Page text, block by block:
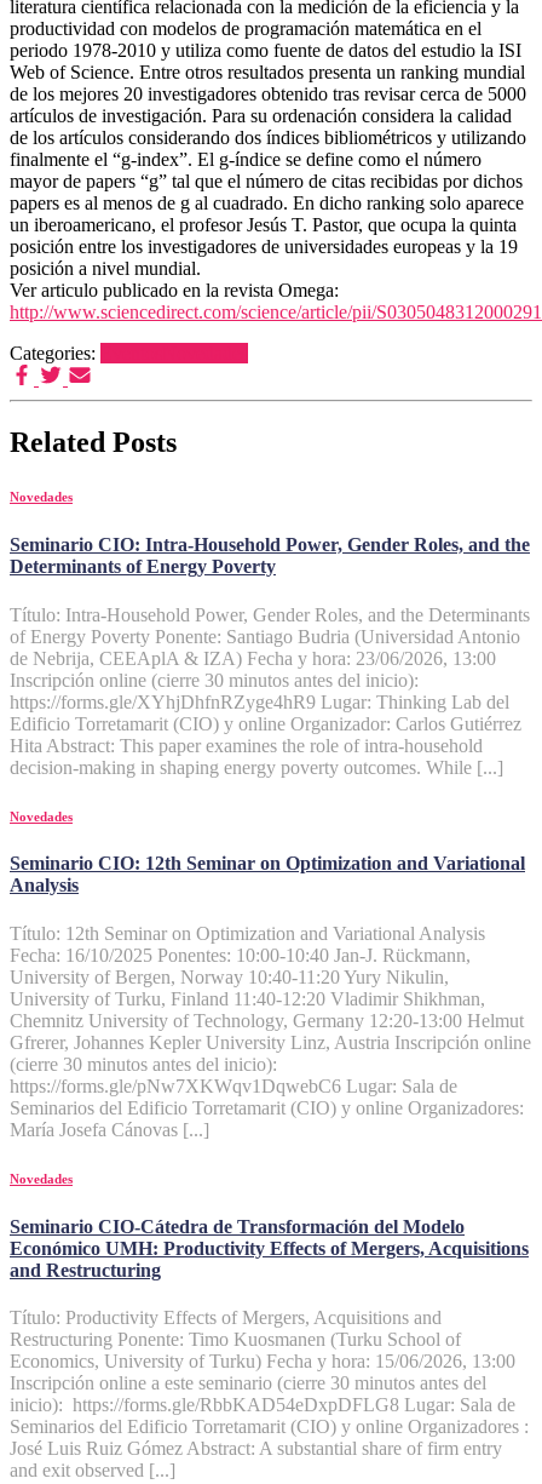
literatura científica relacionada con la medición de la eficiencia y la
productividad con modelos de programación matemática en el
periodo 1978-2010 y utiliza como fuente de datos del estudio la ISI
Web of Science. Entre otros resultados presenta un ranking mundial
de los mejores 20 investigadores obtenido tras revisar cerca de 5000
artículos de investigación. Para su ordenación considera la calidad
de los artículos considerando dos índices bibliométricos y utilizando
finalmente el “g-index”. El g-índice se define como el número
mayor de papers “g” tal que el número de citas recibidas por dichos
papers es al menos de g al cuadrado. En dicho ranking solo aparece
un iberoamericano, el profesor Jesús T. Pastor, que ocupa la quinta
posición entre los investigadores de universidades europeas y la 19
posición a nivel mundial.
Ver articulo publicado en la revista Omega:
http://www.sciencedirect.com/science/article/pii/S0305048312000291
Categories:
Related Posts
Novedades
Seminario CIO: Intra-Household Power, Gender Roles, and the
Determinants of Energy Poverty
Título: Intra-Household Power, Gender Roles, and the Determinants
of Energy Poverty Ponente: Santiago Budria (Universidad Antonio
de Nebrija, CEEAplA & IZA) Fecha y hora: 23/06/2026, 13:00
Inscripción online (cierre 30 minutos antes del inicio):
https://forms.gle/XYhjDhfnRZyge4hR9 Lugar: Thinking Lab del
Edificio Torretamarit (CIO) y online Organizador: Carlos Gutiérrez
Hita Abstract: This paper examines the role of intra-household
decision-making in shaping energy poverty outcomes. While [...]
Novedades
Seminario CIO: 12th Seminar on Optimization and Variational
Analysis
Título: 12th Seminar on Optimization and Variational Analysis
Fecha: 16/10/2025 Ponentes: 10:00-10:40 Jan-J. Rückmann,
University of Bergen, Norway 10:40-11:20 Yury Nikulin,
University of Turku, Finland 11:40-12:20 Vladimir Shikhman,
Chemnitz University of Technology, Germany 12:20-13:00 Helmut
Gfrerer, Johannes Kepler University Linz, Austria Inscripción online
(cierre 30 minutos antes del inicio):
https://forms.gle/pNw7XKWqv1DqwebC6 Lugar: Sala de
Seminarios del Edificio Torretamarit (CIO) y online Organizadores:
María Josefa Cánovas [...]
Novedades
Seminario CIO-Cátedra de Transformación del Modelo
Económico UMH: Productivity Effects of Mergers, Acquisitions
and Restructuring
Título: Productivity Effects of Mergers, Acquisitions and
Restructuring Ponente: Timo Kuosmanen (Turku School of
Economics, University of Turku) Fecha y hora: 15/06/2026, 13:00
Inscripción online a este seminario (cierre 30 minutos antes del
inicio): https://forms.gle/RbbKAD54eDxpDFLG8 Lugar: Sala de
Seminarios del Edificio Torretamarit (CIO) y online Organizadores :
José Luis Ruiz Gómez Abstract: A substantial share of firm entry
and exit observed [...]